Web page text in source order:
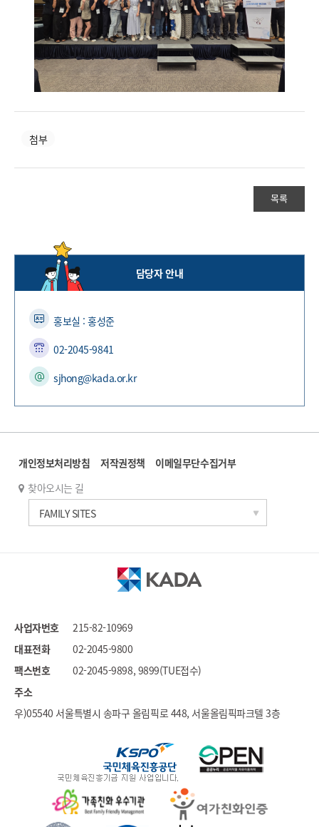
첨부
목록
담당자 안내
홍보실 : 홍성준
02-2045-9841
sjhong@kada.or.kr
개인정보처리방침 저작권정책
이메일무단수집거부
찾아오시는 길
FAMILY SITES
한국과학기술연구원
대한장애인체육회
스포츠윤리센터
국민권익위원회
사업자번호
215-82-10969
대표전화
02-2045-9800
팩스번호
02-2045-9898, 9899(TUE접수)
주소
우)05540 서울특별시 송파구 올림픽로 448, 서울올림픽파크텔 3층